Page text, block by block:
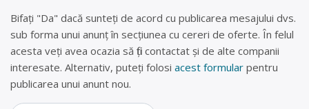
Bifați "Da" dacă sunteți de acord cu publicarea mesajului dvs.
sub forma unui anunț în secțiunea cu cereri de oferte. În felul
acesta veți avea ocazia să fiți contactat și de alte companii
interesate. Alternativ, puteți folosi acest formular pentru
publicarea unui anunt nou.